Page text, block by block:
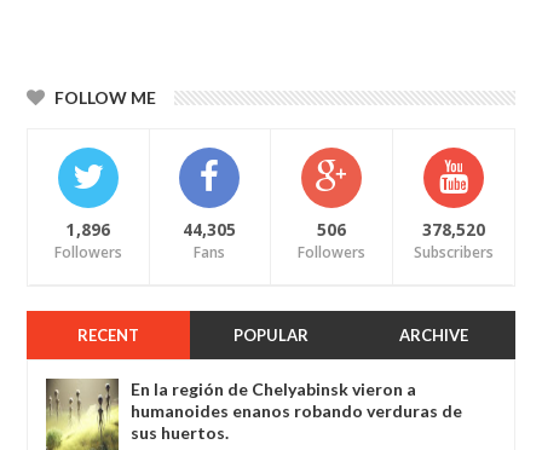
FOLLOW ME
1,896
Followers
44,305
Fans
506
Followers
378,520
Subscribers
RECENT POPULAR ARCHIVE
En la región de Chelyabinsk vieron a
humanoides enanos robando verduras de
sus huertos.